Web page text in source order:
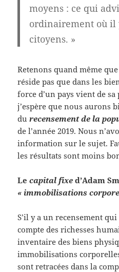
moyens : ce qui
ordinairement où il
citoyens. »
Retenons quand même
réside pas que dans les
force d’un pays vient de
j’espère que nous aurons
du recensement de la
de l’année 2019. Nous
information sur le sujet.
les résultats sont moins
Lecapital fixe d’Adam
« immobilisations
S’il y a un recensement
compte des richesses
inventaire des biens
immobilisations
sont retracées dans la